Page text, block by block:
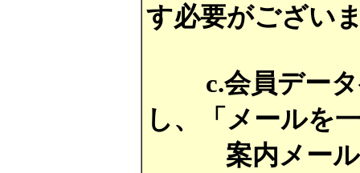
す必要がござい
c.会員データ
し、「メールを
案内メール等